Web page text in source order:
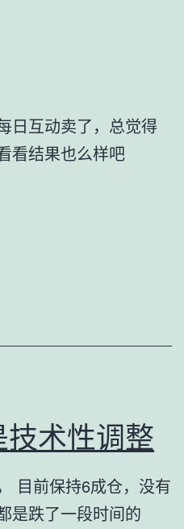
日互动卖了，总觉得
看结果也么样吧
术性调整
目前保持6成仓，没有
是跌了一段时间的